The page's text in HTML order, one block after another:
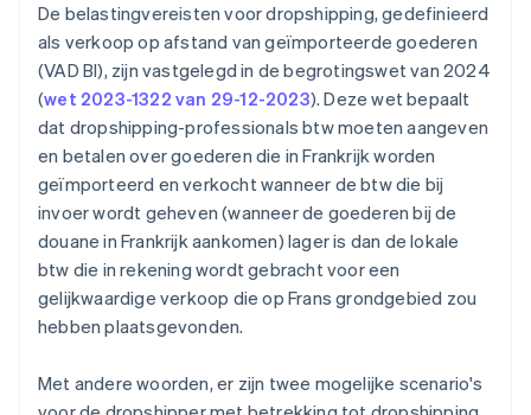
De belastingvereisten voor dropshipping, gedefinieerd
als verkoop op afstand van geïmporteerde goederen
(VAD BI), zijn vastgelegd in de begrotingswet van 2024
(wet 2023-1322 van 29-12-2023). Deze wet bepaalt
dat dropshipping-professionals btw moeten aangeven
en betalen over goederen die in Frankrijk worden
geïmporteerd en verkocht wanneer de btw die bij
invoer wordt geheven (wanneer de goederen bij de
douane in Frankrijk aankomen) lager is dan de lokale
btw die in rekening wordt gebracht voor een
gelijkwaardige verkoop die op Frans grondgebied zou
hebben plaatsgevonden.
Met andere woorden, er zijn twee mogelijke scenario's